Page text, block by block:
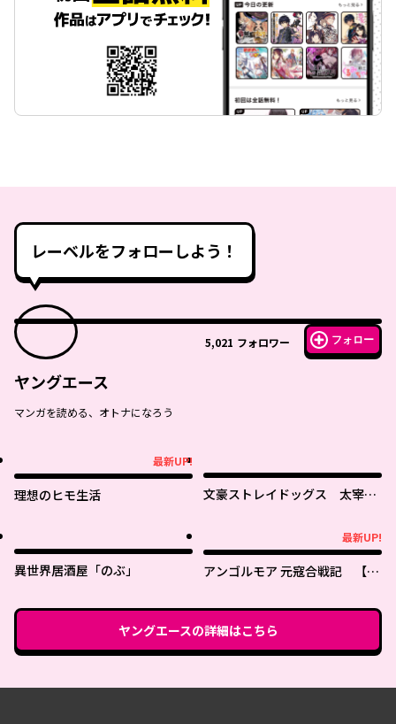
レーベルをフォローしよう！
5,021 フォロワー フォロー
ヤングエース
マンガを読める、オトナになろう
最新UP!
理想のヒモ生活
文豪ストレイドッグス 太宰を
異世界居酒屋「のぶ」
最新UP!
アンゴルモア 元寇合戦記 【博
ヤングエースの詳細はこちら